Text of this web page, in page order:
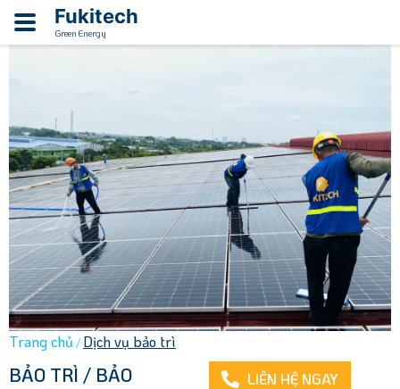
Fukitech
Green Energy
Trang chủ / Dịch vụ bảo trì
BẢO TRÌ / BẢO
LIÊN HỆ NGAY